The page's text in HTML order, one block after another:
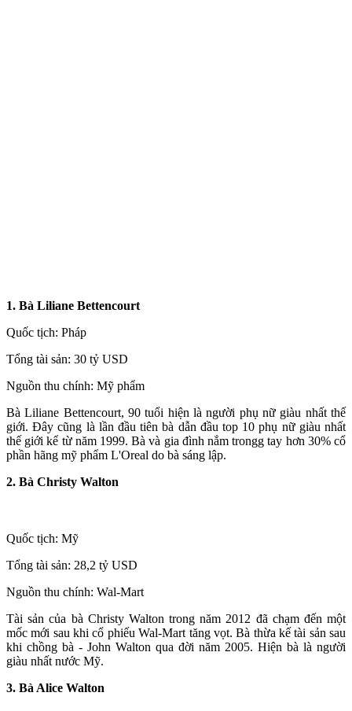
1. Bà Liliane Bettencourt
Quốc tịch: Pháp
Tổng tài sản: 30 tỷ USD
Nguồn thu chính: Mỹ phẩm
Bà Liliane Bettencourt, 90 tuổi hiện là người phụ nữ giàu nhất thế
giới. Đây cũng là lần đầu tiên bà dẫn đầu top 10 phụ nữ giàu nhất
thế giới kể từ năm 1999. Bà và gia đình nắm trongg tay hơn 30% cổ
phần hãng mỹ phẩm L'Oreal do bà sáng lập.
2. Bà Christy Walton
Quốc tịch: Mỹ
Tổng tài sản: 28,2 tỷ USD
Nguồn thu chính: Wal-Mart
Tài sản của bà Christy Walton trong năm 2012 đã chạm đến một
mốc mới sau khi cổ phiếu Wal-Mart tăng vọt. Bà thừa kế tài sản sau
khi chồng bà - John Walton qua đời năm 2005. Hiện bà là người
giàu nhất nước Mỹ.
3. Bà Alice Walton